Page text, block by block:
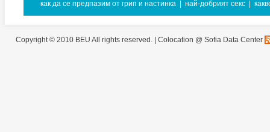
как да се предпазим от грип и настинка най-добрият секс
Copyright © 2010 BEU All rights reserved. | Colocation @ Sofia Data Center